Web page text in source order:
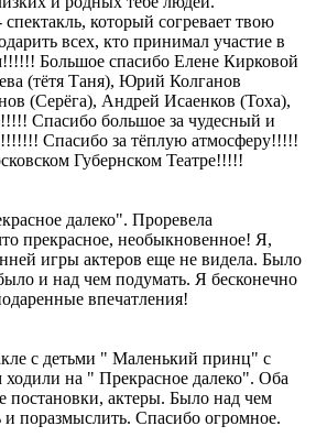
который согревает твою
всех, кто принимал участие в
Большое спасибо Елене Кирковой
(тётя Таня), Юрий Колганов
(Серёга), Андрей Исаенков (Тоха),
Спасибо большое за чудесный и
Спасибо за тёплую атмосферу!!!!!
Губернском Театре!!!!!
далеко". Проревела
прекрасное, необыкновенное! Я,
игры актеров еще не видела. Было
и над чем подумать. Я бесконечно
впечатления!
с детьми " Маленький принц" с
на " Прекрасное далеко". Оба
постановки, актеры. Было над чем
и поразмыслить. Спасибо огромное.